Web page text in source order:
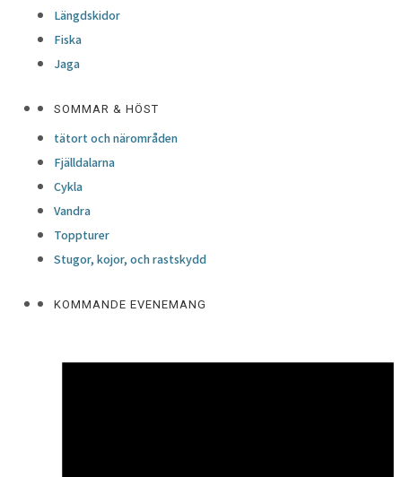
Längdskidor
Fiska
Jaga
SOMMAR & HÖST
tätort och närområden
Fjälldalarna
Cykla
Vandra
Toppturer
Stugor, kojor, och rastskydd
KOMMANDE EVENEMANG